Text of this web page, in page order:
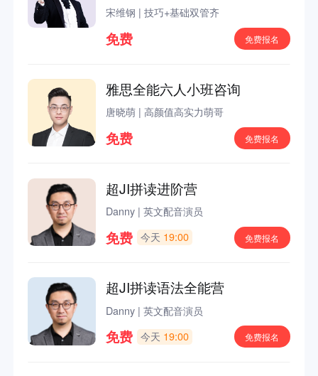
宋维钢 | 技巧+基础双管齐
免费 免费报名
雅思全能六人小班咨询
唐晓萌 | 高颜值高实力萌哥
免费 免费报名
超JI拼读进阶营
Danny | 英文配音演员
免费 今天 19:00 免费报名
超JI拼读语法全能营
Danny | 英文配音演员
免费 今天 19:00 免费报名